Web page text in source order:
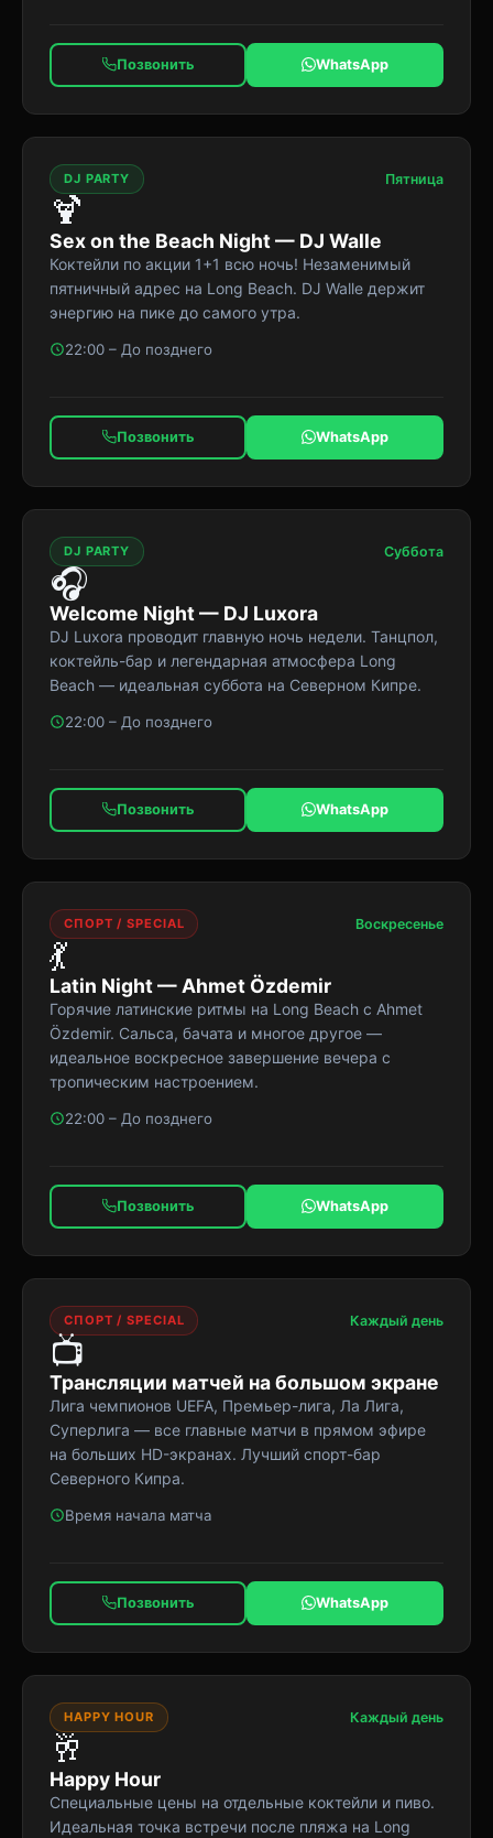
Позвонить WhatsApp
DJ PARTY Пятница
🍹
Sex on the Beach Night — DJ Walle
Коктейли по акции 1+1 всю ночь! Незаменимый
пятничный адрес на Long Beach. DJ Walle держит
энергию на пике до самого утра.
22:00 – До позднего
Позвонить WhatsApp
DJ PARTY Суббота
🎧
Welcome Night — DJ Luxora
DJ Luxora проводит главную ночь недели. Танцпол,
коктейль-бар и легендарная атмосфера Long
Beach — идеальная суббота на Северном Кипре.
22:00 – До позднего
Позвонить WhatsApp
СПОРТ / SPECIAL Воскресенье
💃
Latin Night — Ahmet Özdemir
Горячие латинские ритмы на Long Beach с Ahmet
Özdemir. Сальса, бачата и многое другое —
идеальное воскресное завершение вечера с
тропическим настроением.
22:00 – До позднего
Позвонить WhatsApp
СПОРТ / SPECIAL Каждый день
📺
Трансляции матчей на большом экране
Лига чемпионов UEFA, Премьер-лига, Ла Лига,
Суперлига — все главные матчи в прямом эфире
на больших HD-экранах. Лучший спорт-бар
Северного Кипра.
Время начала матча
Позвонить WhatsApp
HAPPY HOUR Каждый день
🥂
Happy Hour
Специальные цены на отдельные коктейли и пиво.
Идеальная точка встречи после пляжа на Long